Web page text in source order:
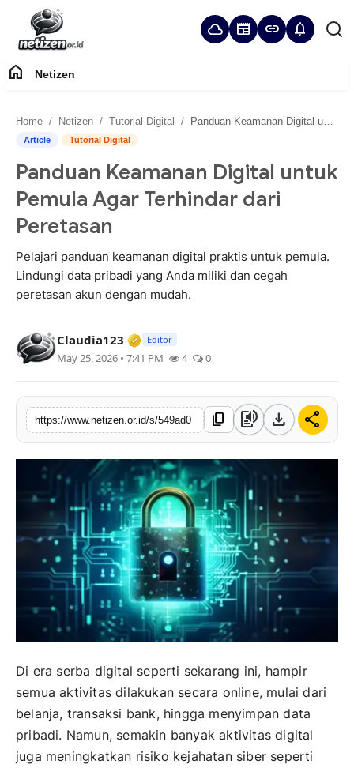
cloud newspaper link notifications
Panduan Komunitas
Netizen
home Netizen
Home Netizen Tutorial Digital Panduan Keamanan Digital untuk Pemula Agar Terhindar dari Peretasan
Article Tutorial Digital
Panduan Keamanan Digital untuk
Pemula Agar Terhindar dari
Peretasan
Pelajari panduan keamanan digital praktis untuk pemula.
Lindungi data pribadi yang Anda miliki dan cegah
peretasan akun dengan mudah.
Claudia123 Verified Media or Organization •
Editor
May 25, 2026 • 7:41 PM 4 0
https://www.netizen.or.id/s/549ad0 content_copy text_to_speech download share
Di era serba digital seperti sekarang ini, hampir
semua aktivitas dilakukan secara online, mulai dari
belanja, transaksi bank, hingga menyimpan data
pribadi. Namun, semakin banyak aktivitas digital
juga meningkatkan risiko kejahatan siber seperti